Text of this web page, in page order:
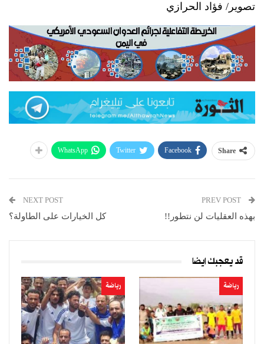
تصوير/ فؤاد الحرازي
Share
Facebook
Twitter
WhatsApp
بهذه العقليات لن نتطور!!
NEXT POST
كل الخيارات على الطاولة؟
قد يعجبك ايضا
رياضة رياضة